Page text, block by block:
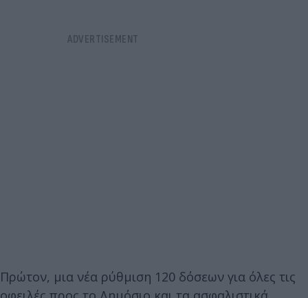
Πρώτον, μια νέα ρύθμιση 120 δόσεων για όλες τις